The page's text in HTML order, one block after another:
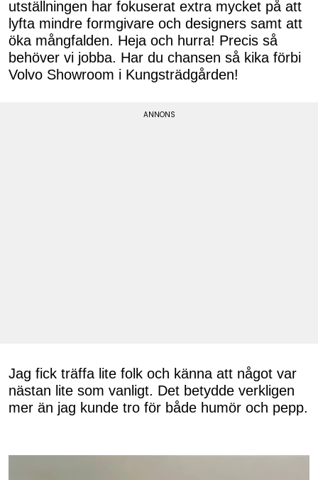
utställningen har fokuserat extra mycket på att
lyfta mindre formgivare och designers samt att
öka mångfalden. Heja och hurra! Precis så
behöver vi jobba. Har du chansen så kika förbi
Volvo Showroom i Kungsträdgården!
Jag fick träffa lite folk och känna att något var
nästan lite som vanligt. Det betydde verkligen
mer än jag kunde tro för både humör och pepp.